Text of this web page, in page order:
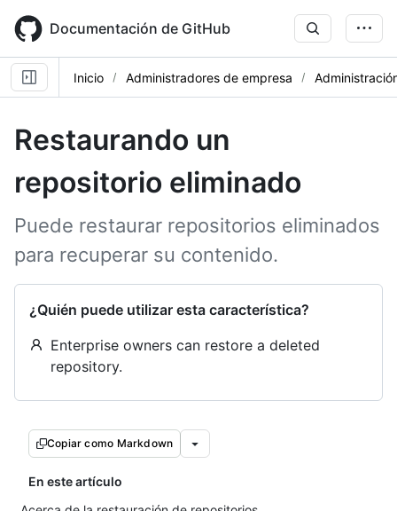
main
content
Documentación de GitHub
Inicio Administradores de empresa
Restaurando un
repositorio eliminado
Puede restaurar repositorios eliminados
para recuperar su contenido.
¿Quién puede utilizar esta característica?
Enterprise owners can restore a deleted
repository.
Copiar como Markdown
En este artículo